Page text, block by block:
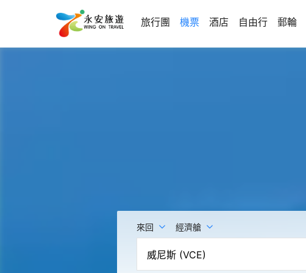
旅行團 機票 酒店 自由行 郵輪
來回 經濟艙